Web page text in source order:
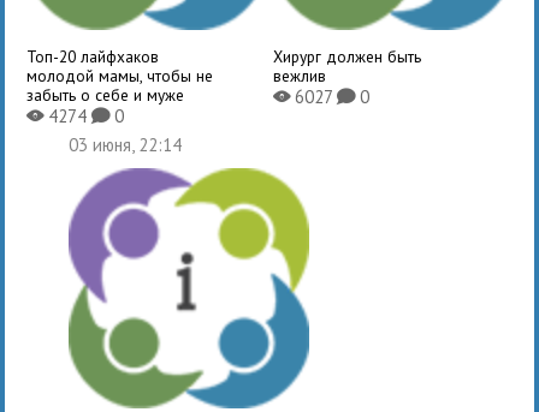
Топ-20 лайфхаков
молодой мамы, чтобы не
забыть о себе и муже
X4274K0
Хирург должен быть
вежлив
X6027 K0
03 июня, 22:14